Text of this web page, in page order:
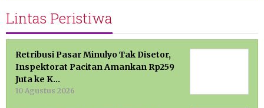
Lintas Peristiwa
Retribusi Pasar Minulyo Tak Disetor,
Inspektorat Pacitan Amankan Rp259
Juta ke K…
10 Agustus 2026